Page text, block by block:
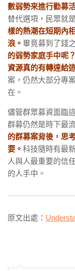
數弱勢來進行勸募
替代選項，民眾就
樣的熱潮在短期內
浪。 畢竟募到了錢
的弱勢家庭手中呢？
資源真的有轉達給
案，仍然大部分專
在。
儘管群眾募資面臨
群募仍然是時下最
的群募案背後，思
要。 科技隨時有最
人與人最重要的信
的人手中。
原文出處：